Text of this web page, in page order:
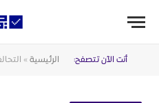
أنت الآن تتصفح: الرئيسية » التحالف